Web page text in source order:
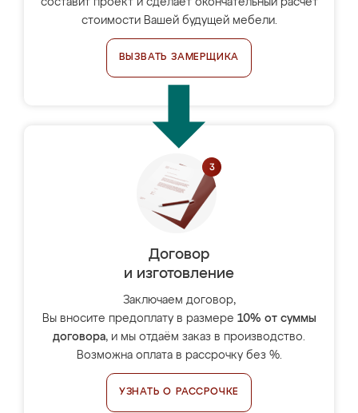
составит проект и сделает окончательный расчёт
стоимости Вашей будущей мебели.
ВЫЗВАТЬ ЗАМЕРЩИКА
Договор
и изготовление
Заключаем договор,
Вы вносите предоплату в размере 10% от суммы
договора, и мы отдаём заказ в производство.
Возможна оплата в рассрочку без %.
УЗНАТЬ О РАССРОЧКЕ